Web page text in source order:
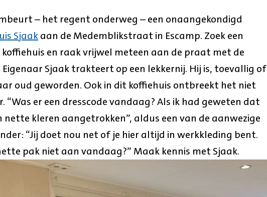
– het regent onderweg – een onaangekondigd
Sjaakaan de Medemblikstraat in Escamp. Zoek een
koffiehuis en raak vrijwel meteen aan de praat met de
Sjaak trakteert op een lekkernij. Hij is, toevallig of
oud geworden. Ook in dit koffiehuis ontbreekt het niet
“Was er een dresscode vandaag? Als ik had geweten dat
nette kleren aangetrokken”, aldus een van de aanwezige
“Jij doet nou net of je hier altijd in werkkleding bent.
pak niet aan vandaag?” Maak kennis met Sjaak.